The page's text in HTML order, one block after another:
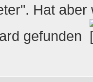
Hat aber
gefunden